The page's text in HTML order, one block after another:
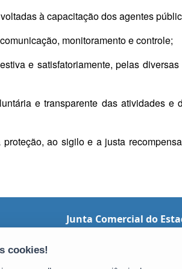
à capacitação dos agentes
monitoramento e controle;
e satisfatoriamente, pelas
e transparente das atividades
ao sigilo e a justa
Junta Comercial do